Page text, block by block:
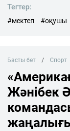
Тегтер:
#мектеп #оқушы
Басты бет Спорт
Жәнібек